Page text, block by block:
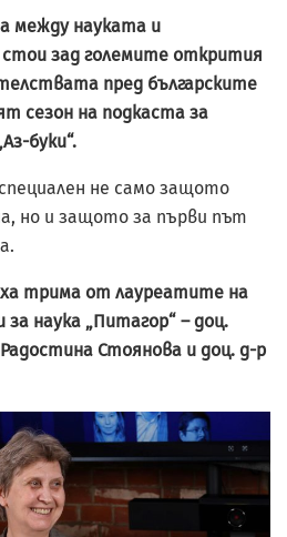
между науката и
стои зад големите открития
пред българските
сезон на подкаста за
буки“.
не само защото
но и защото за първи път
трима от лауреатите на
наука „Питагор“ – доц.
Стоянова и доц. д-р